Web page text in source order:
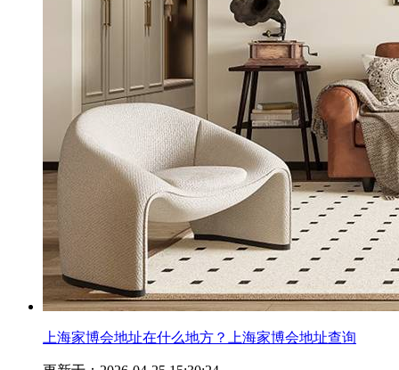
上海家博会地址在什么地方？上海家博会地址查询